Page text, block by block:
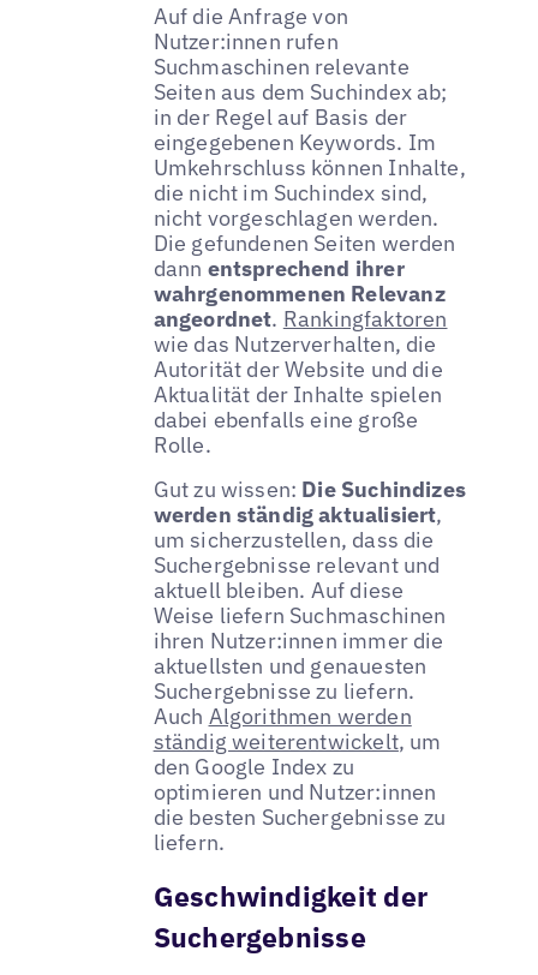
Auf die Anfrage von
Nutzer:innen rufen
Suchmaschinen relevante
Seiten aus dem Suchindex ab;
in der Regel auf Basis der
eingegebenen Keywords. Im
Umkehrschluss können Inhalte,
die nicht im Suchindex sind,
nicht vorgeschlagen werden.
Die gefundenen Seiten werden
dann entsprechend ihrer
wahrgenommenen Relevanz
angeordnet. Rankingfaktoren
wie das Nutzerverhalten, die
Autorität der Website und die
Aktualität der Inhalte spielen
dabei ebenfalls eine große
Rolle.
Gut zu wissen: Die Suchindizes
werden ständig aktualisiert,
um sicherzustellen, dass die
Suchergebnisse relevant und
aktuell bleiben. Auf diese
Weise liefern Suchmaschinen
ihren Nutzer:innen immer die
aktuellsten und genauesten
Suchergebnisse zu liefern.
Auch Algorithmen werden
ständig weiterentwickelt, um
den Google Index zu
optimieren und Nutzer:innen
die besten Suchergebnisse zu
liefern.
Geschwindigkeit der
Suchergebnisse